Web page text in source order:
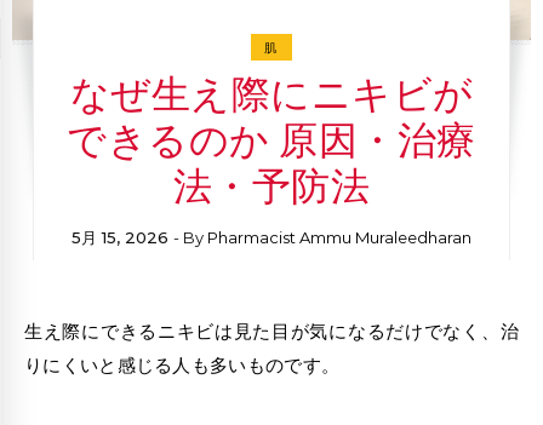
肌
なぜ生え際にニキビが
できるのか 原因・治療
法・予防法
5月 15, 2026 - By Pharmacist Ammu Muraleedharan
生え際にできるニキビは見た目が気になるだけでなく、治
りにくいと感じる人も多いものです。